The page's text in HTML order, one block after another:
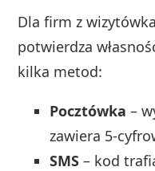
Dla firm z
potwierdza
kilka metod:
Pocztówka –
zawiera 5-
SMS – kod